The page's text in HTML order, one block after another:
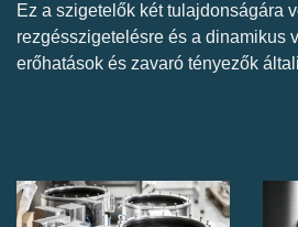
Ez a szigetelők két tulajdonságára
rezgésszigetelésre és a dinamikus
erőhatások és zavaró tényezők